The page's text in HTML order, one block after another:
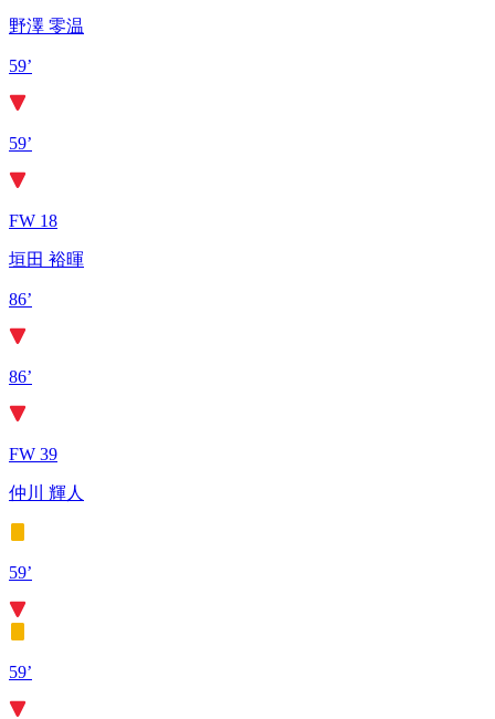
野澤 零温
59’
59’
FW 18
垣田 裕暉
86’
86’
FW 39
仲川 輝人
59’
59’